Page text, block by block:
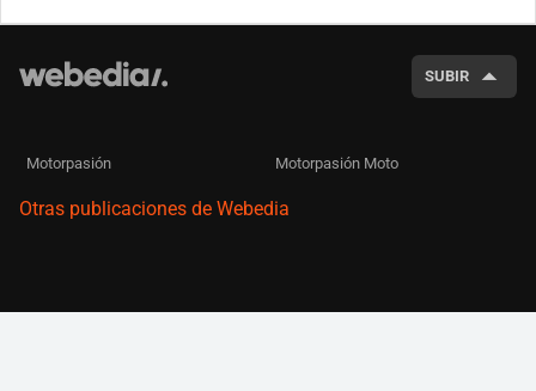
SUBIR
Motorpasión Motorpasión Moto
Otras publicaciones de Webedia